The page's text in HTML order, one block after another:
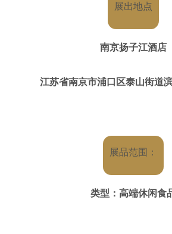
山东晨朗食品有限公司
沈阳市山山伟业食品有限
展出地点
南京扬子江酒店
江苏省南京市浦口区泰山街道
展品范围：
类型：高端休闲食